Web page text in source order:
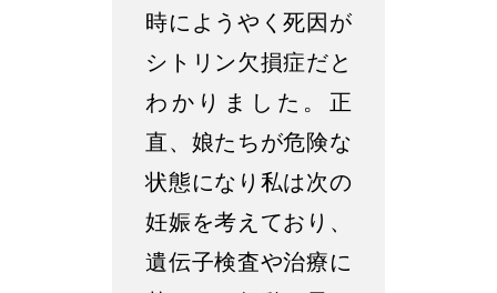
時にようやく死因が
シトリン欠損症だと
わかりました。正
直、娘たちが危険な
状態になり私は次の
妊娠を考えており、
遺伝子検査や治療に